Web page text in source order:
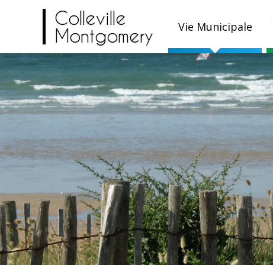
Colleville
Montgomery
Vie Municipale